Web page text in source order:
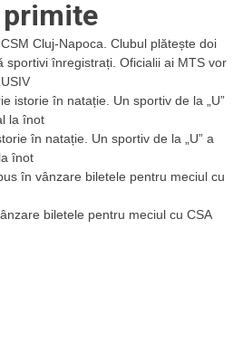
CSM Cluj-Napoca. Clubul plătește doi
sportivi înregistrați. Oficialii ai MTS vor
istorie în natație. Un sportiv de la „U”
la înot
în natație. Un sportiv de la „U” a
înot
pus în vânzare biletele pentru meciul cu
biletele pentru meciul cu CSA